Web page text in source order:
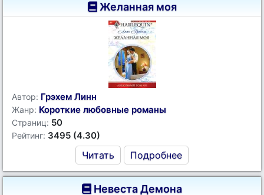
Желанная моя
Автор: Грэхем Линн
Жанр: Короткие любовные романы
Страниц: 50
Рейтинг: 3495 (4.30)
Читать Подробнее
Невеста Демона